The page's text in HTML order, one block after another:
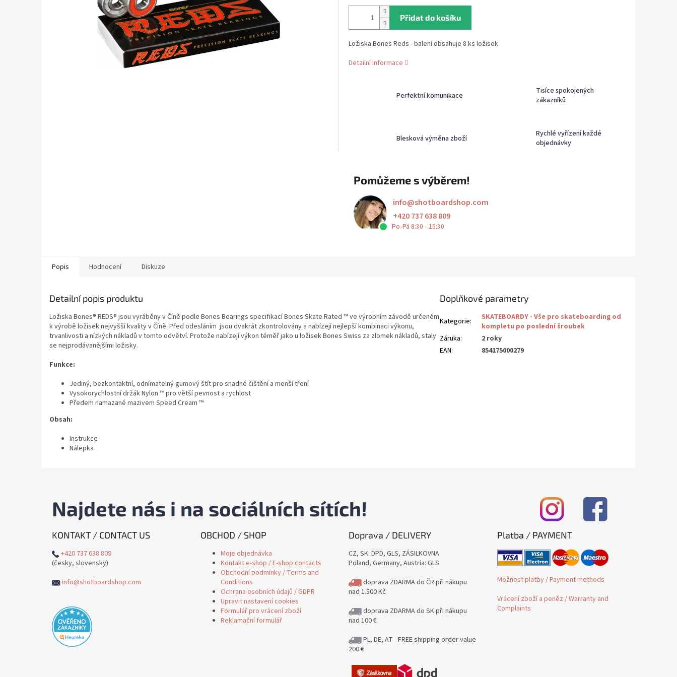
Přidat do košíku
Ložiska Bones Reds - balení obsahuje 8 ks ložisek
Detailní informace
Perfektní komunikace
Tisíce spokojených
zákazníků
Blesková výměna zboží
Rychlé vyřízení každé
objednávky
Pomůžeme s výběrem!
info@shotboardshop.com
+420 737 638 809
Po-Pá 8:30 - 15:30
Popis Hodnocení Diskuze
Detailní popis produktu
Ložiska Bones® REDS® jsou vyráběny v Číně podle Bones Bearings specifikací Bones Skate Rated ™ ve výrobním závodě určeném
k výrobě ložisek nejvyšší kvality v Číně. Před odesláním jsou dvakrát zkontrolovány a nabízejí nejlepší kombinaci výkonu,
trvanlivosti a nízkých nákladů v tomto odvětví. Protože nabízejí výkon téměř jako u ložisek Bones Swiss za zlomek nákladů, staly
se nejprodávanějšími ložisky.
Funkce:
Jediný, bezkontaktní, odnímatelný gumový štít pro snadné čištění a menší tření
Vysokorychlostní držák Nylon ™ pro větší pevnost a rychlost
Předem namazané mazivem Speed ​​Cream ™
Obsah:
Instrukce
Nálepka
Doplňkové parametry
Kategorie:
SKATEBOARDY - Vše pro skateboarding od
kompletu po poslední šroubek
Záruka:
2 roky
EAN: 854175000279
Najdete nás i na sociálních sítích!
KONTAKT / CONTACT US
+420 737 638 809
(česky, slovensky)
info@shotboardshop.com
OBCHOD / SHOP
Moje objednávka
Kontakt e-shop / E-shop contacts
Obchodní podmínky / Terms and
Conditions
Ochrana osobních údajů / GDPR
Upravit nastavení cookies
Formulář pro vrácení zboží
Reklamační formulář
Doprava / DELIVERY
CZ, SK: DPD, GLS, ZÁSILKOVNA
Poland, Germany, Austria: GLS
doprava ZDARMA do ČR při nákupu
nad 1.500 Kč
doprava ZDARMA do SK při nákupu
nad 100 €
PL, DE, AT - FREE shipping order value
200 €
Platba / PAYMENT
Možnost platby / Payment methods
Vrácení zboží a peněz / Warranty and
Complaints